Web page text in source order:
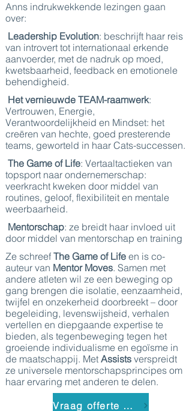
Anns indrukwekkende lezingen gaan
over:
Leadership Evolution: beschrijft haar reis
van introvert tot internationaal erkende
aanvoerder, met de nadruk op moed,
kwetsbaarheid, feedback en emotionele
behendigheid.
Het vernieuwde TEAM-raamwerk:
Vertrouwen, Energie,
Verantwoordelijkheid en Mindset: het
creëren van hechte, goed presterende
teams, geworteld in haar Cats-successen.
The Game of Life: Vertaaltactieken van
topsport naar ondernemerschap:
veerkracht kweken door middel van
routines, geloof, flexibiliteit en mentale
weerbaarheid.
Mentorschap: ze breidt haar invloed uit
door middel van mentorschap en training
Ze schreef The Game of Life en is co-
auteur van Mentor Moves. Samen met
andere atleten wil ze een beweging op
gang brengen die isolatie, eenzaamheid,
twijfel en onzekerheid doorbreekt – door
begeleiding, levenswijsheid, verhalen
vertellen en diepgaande expertise te
bieden, als tegenbeweging tegen het
groeiende individualisme en egoïsme in
de maatschappij. Met Assists verspreidt
ze universele mentorschapsprincipes om
haar ervaring met anderen te delen.
Vraag offerte aan